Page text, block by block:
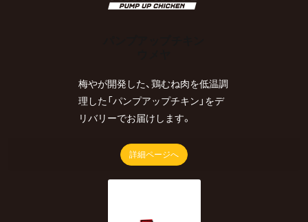
梅やが開発した、鶏むね肉を低温調
理した「パンプアップチキン」をデ
リバリーでお届けします。
詳細ページへ